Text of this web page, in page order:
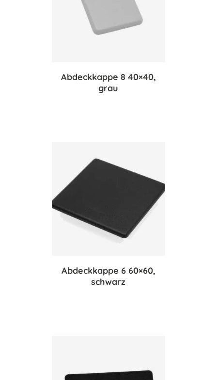
Abdeckkappe 8 40×40,
grau
Abdeckkappe 6 60×60,
schwarz